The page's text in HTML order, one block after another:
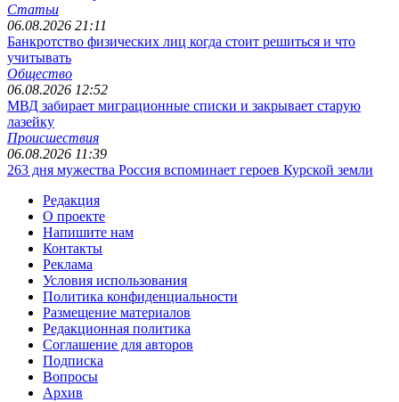
Статьи
06.08.2026 21:11
Банкротство физических лиц когда стоит решиться и что
учитывать
Общество
06.08.2026 12:52
МВД забирает миграционные списки и закрывает старую
лазейку
Происшествия
06.08.2026 11:39
263 дня мужества Россия вспоминает героев Курской земли
Редакция
О проекте
Напишите нам
Контакты
Реклама
Условия использования
Политика конфиденциальности
Размещение материалов
Редакционная политика
Соглашение для авторов
Подписка
Вопросы
Архив